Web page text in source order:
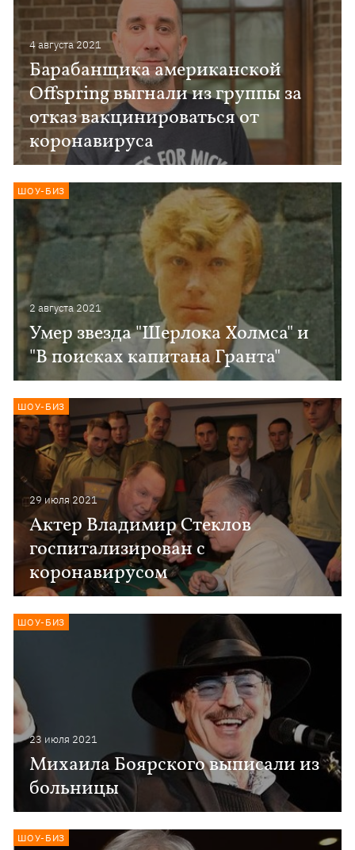
4 августа 2021
Барабанщика американской
Offspring выгнали из группы за
отказ вакцинироваться от
коронавируса
2 августа 2021
Умер звезда "Шерлока Холмса" и
"В поисках капитана Гранта"
ШОУ-БИЗ
29 июля 2021
Актер Владимир Стеклов
госпитализирован с
коронавирусом
ШОУ-БИЗ
23 июля 2021
Михаила Боярского выписали из
больницы
ШОУ-БИЗ
ШОУ-БИЗ